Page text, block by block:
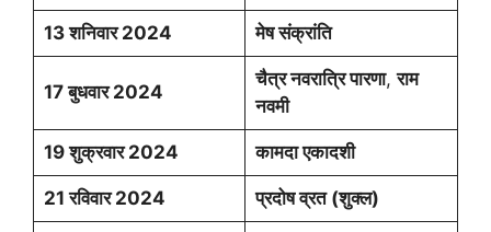
13 शनिवार 2024 मेष संक्रांति
17 बुधवार 2024
चैत्र नवरात्रि पारणा,राम
नवमी
19 शुक्रवार 2024 कामदा एकादशी
21 रविवार 2024 प्रदोष व्रत (शुक्ल)